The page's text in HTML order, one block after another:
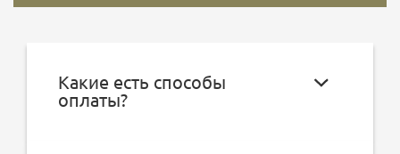
Какие есть способы
оплаты?